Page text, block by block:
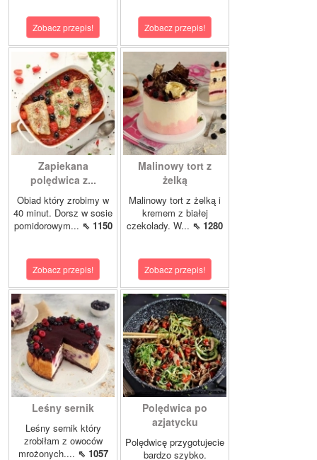
Zobacz przepis! Zobacz przepis!
Zapiekana
polędwica z...
Obiad który zrobimy w
40 minut. Dorsz w sosie
pomidorowym... ⇖ 1150
Zobacz przepis!
Malinowy tort z
żelką
Malinowy tort z żelką i
kremem z białej
czekolady. W... ⇖ 1280
Zobacz przepis!
Leśny sernik
Leśny sernik który
zrobiłam z owoców
mrożonych.... ⇖ 1057
Polędwica po
azjatycku
Polędwicę przygotujecie
bardzo szybko.